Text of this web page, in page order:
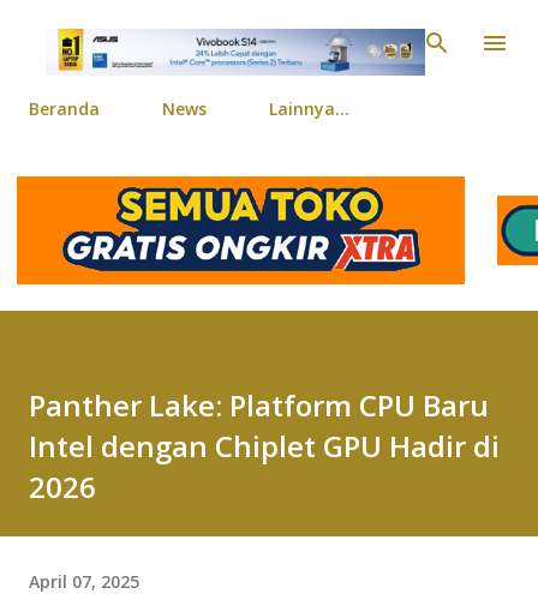
Langsung ke konten
Beranda News Lainnya…
Panther Lake: Platform CPU Baru
Intel dengan Chiplet GPU Hadir di
2026
April 07, 2025